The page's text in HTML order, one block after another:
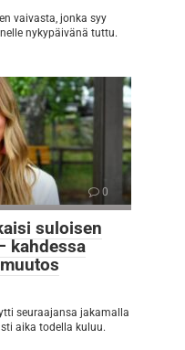
vaivasta, jonka syy
nykypäivänä tuttu.
0
suloisen
kahdessa
seuraajansa jakamalla
aika todella kuluu.